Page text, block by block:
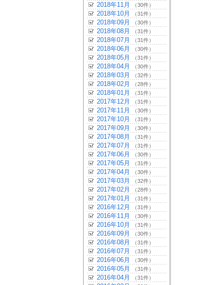
2018年11月 （30件）
2018年10月 （31件）
2018年09月 （30件）
2018年08月 （31件）
2018年07月 （31件）
2018年06月 （30件）
2018年05月 （31件）
2018年04月 （30件）
2018年03月 （32件）
2018年02月 （28件）
2018年01月 （31件）
2017年12月 （31件）
2017年11月 （30件）
2017年10月 （31件）
2017年09月 （30件）
2017年08月 （31件）
2017年07月 （31件）
2017年06月 （30件）
2017年05月 （31件）
2017年04月 （30件）
2017年03月 （32件）
2017年02月 （28件）
2017年01月 （31件）
2016年12月 （31件）
2016年11月 （30件）
2016年10月 （31件）
2016年09月 （30件）
2016年08月 （31件）
2016年07月 （31件）
2016年06月 （30件）
2016年05月 （31件）
2016年04月 （31件）